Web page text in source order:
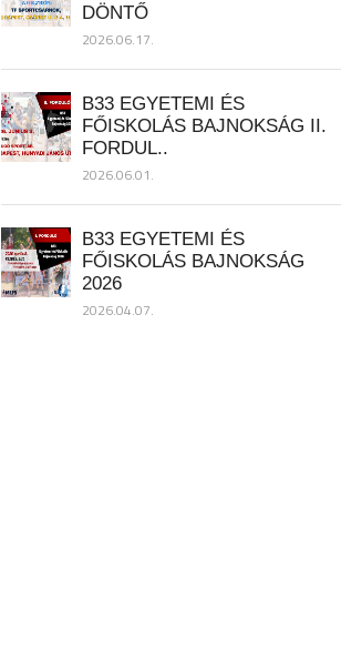
DÖNTŐ
2026.06.17.
B33 EGYETEMI ÉS
FŐISKOLÁS BAJNOKSÁG II.
FORDUL..
2026.06.01.
B33 EGYETEMI ÉS
FŐISKOLÁS BAJNOKSÁG
2026
2026.04.07.